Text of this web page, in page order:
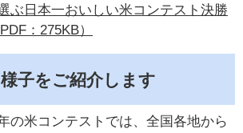
ぶ日本一おいしい米コンテスト決勝
：275KB）
子をご紹介します
の米コンテストでは、全国各地から